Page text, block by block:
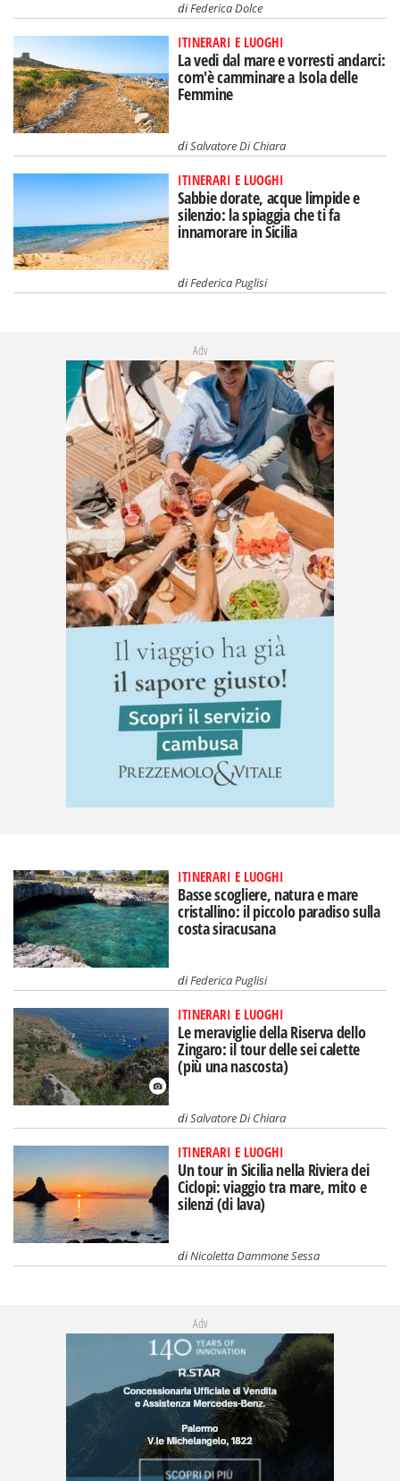
diFederica Dolce
ITINERARI E LUOGHI
La vedi dal mare e vorresti andarci:
com'è camminare a Isola delle
Femmine
diSalvatore Di Chiara
ITINERARI E LUOGHI
Sabbie dorate, acque limpide e
silenzio: la spiaggia che ti fa
innamorare in Sicilia
diFederica Puglisi
Adv
ITINERARI E LUOGHI
Basse scogliere, natura e mare
cristallino: il piccolo paradiso sulla
costa siracusana
diFederica Puglisi
ITINERARI E LUOGHI
Le meraviglie della Riserva dello
Zingaro: il tour delle sei calette
(più una nascosta)
diSalvatore Di Chiara
ITINERARI E LUOGHI
Un tour in Sicilia nella Riviera dei
Ciclopi: viaggio tra mare, mito e
silenzi (di lava)
diNicoletta Dammone Sessa
Adv